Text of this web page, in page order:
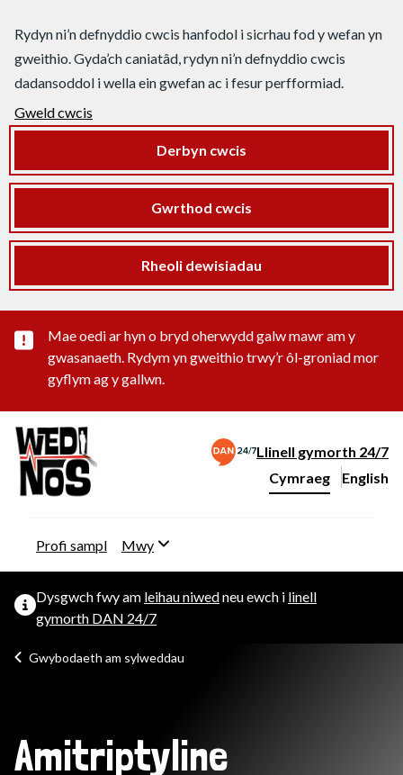
Rydyn ni’n defnyddio cwcis hanfodol i sicrhau fod y wefan yn
gweithio. Gyda’ch caniatâd, rydyn ni’n defnyddio cwcis
dadansoddol i wella ein gwefan ac i fesur perfformiad.
Gweld cwcis
Derbyn cwcis
Gwrthod cwcis
Rheoli dewisiadau
Rhybudd sylwedd pwysig
Mae oedi ar hyn o bryd oherwydd galw mawr am y
gwasanaeth. Rydym yn gweithio trwy’r ôl-groniad mor
gyflym ag y gallwn.
Llinell gymorth 24/7
Newid iaith y wefan
Cymraeg English
–
Profi sampl Mwy
Dysgwch fwy am leihau niwedneu ewch i linell
gymorth DAN 24/7
Gwybodaeth am sylweddau
Amitriptyline